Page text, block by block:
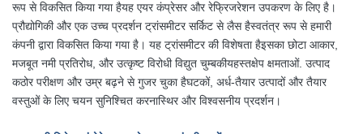
रूप से विकसित किया गया हैयह एयर कंप्रेसर और रेफ्रिजरेशन उपकरण के लिए है।
प्रौद्योगिकी और एक उच्च प्रदर्शन ट्रांसमीटर सर्किट से लैस हैस्वतंत्र रूप से हमारी
कंपनी द्वारा विकसित किया गया है। यह ट्रांसमीटर की विशेषता हैइसका छोटा आकार,
मजबूत नमी प्रतिरोध, और उत्कृष्ट विरोधी विद्युत चुम्बकीयहस्तक्षेप क्षमताओं. उत्पाद
कठोर परीक्षण और उम्र बढ़ने से गुजर चुका हैघटकों, अर्ध-तैयार उत्पादों और तैयार
वस्तुओं के लिए चयन सुनिश्चित करनास्थिर और विश्वसनीय प्रदर्शन।